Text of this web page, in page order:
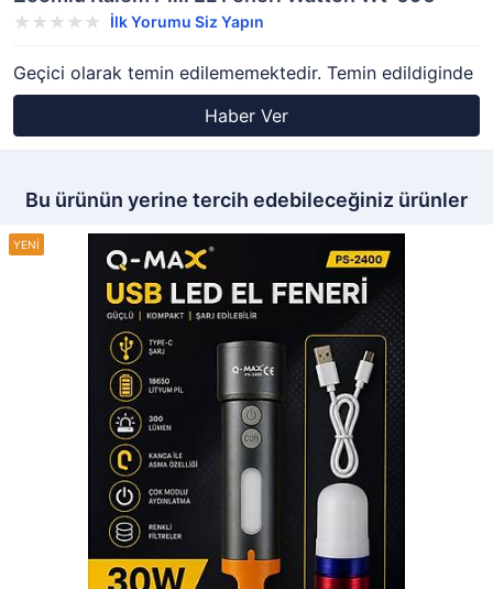
İlk Yorumu Siz Yapın
Geçici olarak temin edilememektedir. Temin edildiginde
Haber Ver
Bu ürünün yerine tercih edebileceğiniz ürünler